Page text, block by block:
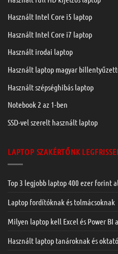
Használt Intel Core i5 laptop
Használt Intel Core i7 laptop
Használt irodai laptop
Használt laptop magyar
Használt szépséghibás laptop
Notebook 2 az 1-ben
SSD-vel szerelt használt laptop
LAPTOP SZAKÉRTŐNK
Top 3 legjobb laptop 400 ezer forint
Laptop fordítóknak és tolmácsoknak
Milyen laptop kell Excel és Power BI
Használt laptop tanároknak és